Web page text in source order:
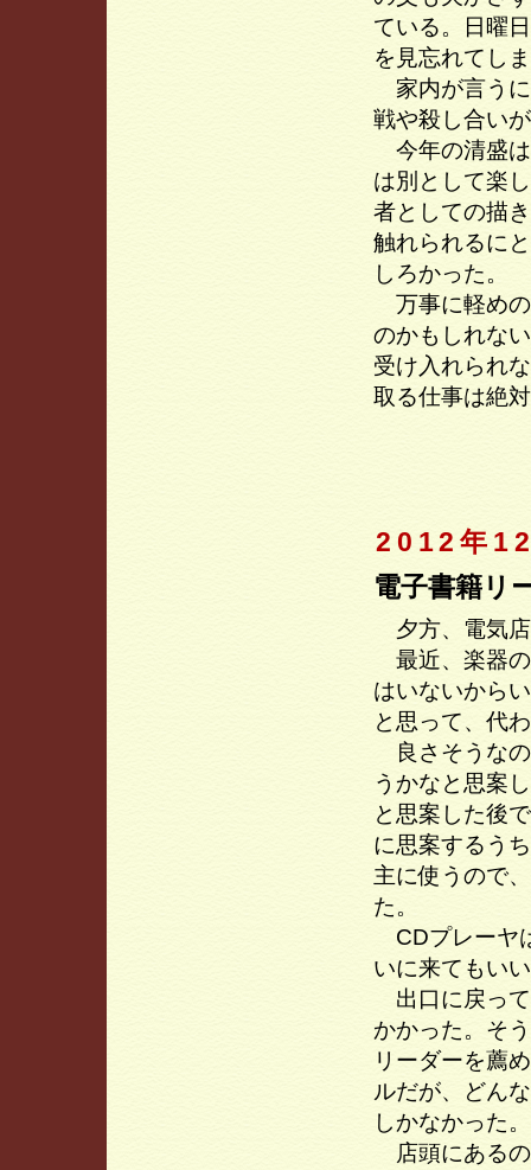
ている。日曜
を見忘れてし
家内が言うに
戦や殺し合い
今年の清盛は
は別として楽
者としての描
触れられるに
しろかった。
万事に軽めの
のかもしれな
受け入れられ
取る仕事は絶
2012年
電子書籍リ
夕方、電気
最近、楽器の
はいないから
と思って、代
良さそうなの
うかなと思案
と思案した後
に思案するう
主に使うので
た。
CDプレーヤ
いに来てもい
出口に戻って
かかった。そ
リーダーを薦
ルだが、どん
しかなかった
店頭にあるの